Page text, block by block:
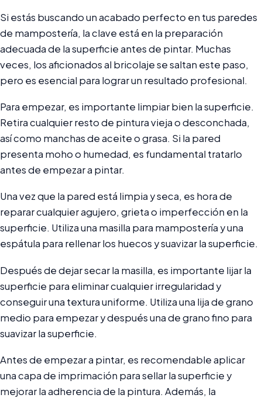
Si estás buscando un acabado perfecto en tus paredes
de mampostería, la clave está en la preparación
adecuada de la superficie antes de pintar. Muchas
veces, los aficionados al bricolaje se saltan este paso,
pero es esencial para lograr un resultado profesional.
Para empezar, es importante limpiar bien la superficie.
Retira cualquier resto de pintura vieja o desconchada,
así como manchas de aceite o grasa. Si la pared
presenta moho o humedad, es fundamental tratarlo
antes de empezar a pintar.
Una vez que la pared está limpia y seca, es hora de
reparar cualquier agujero, grieta o imperfección en la
superficie. Utiliza una masilla para mampostería y una
espátula para rellenar los huecos y suavizar la superficie.
Después de dejar secar la masilla, es importante lijar la
superficie para eliminar cualquier irregularidad y
conseguir una textura uniforme. Utiliza una lija de grano
medio para empezar y después una de grano fino para
suavizar la superficie.
Antes de empezar a pintar, es recomendable aplicar
una capa de imprimación para sellar la superficie y
mejorar la adherencia de la pintura. Además, la